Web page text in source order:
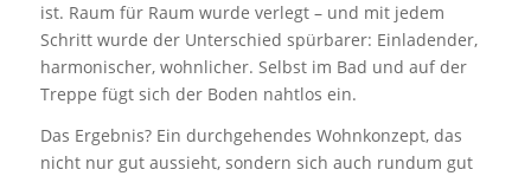
ist. Raum für Raum wurde verlegt – und mit jedem
Schritt wurde der Unterschied spürbarer: Einladender,
harmonischer, wohnlicher. Selbst im Bad und auf der
Treppe fügt sich der Boden nahtlos ein.
Das Ergebnis? Ein durchgehendes Wohnkonzept, das
nicht nur gut aussieht, sondern sich auch rundum gut